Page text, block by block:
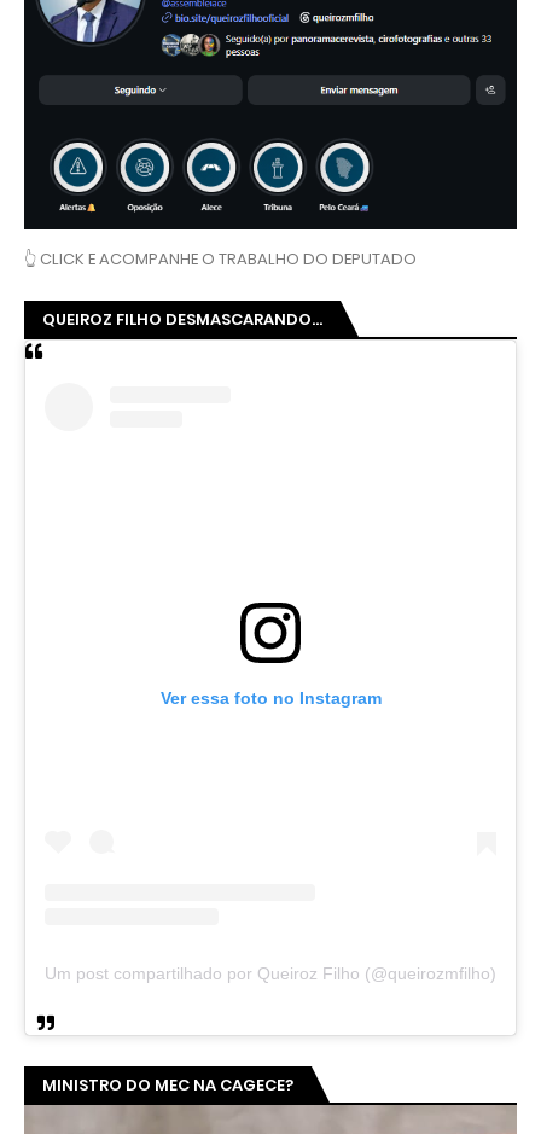
👆 CLICK E ACOMPANHE O TRABALHO DO DEPUTADO
QUEIROZ FILHO DESMASCARANDO...
Ver essa foto no Instagram
Um post compartilhado por Queiroz Filho (@queirozmfilho)
MINISTRO DO MEC NA CAGECE?